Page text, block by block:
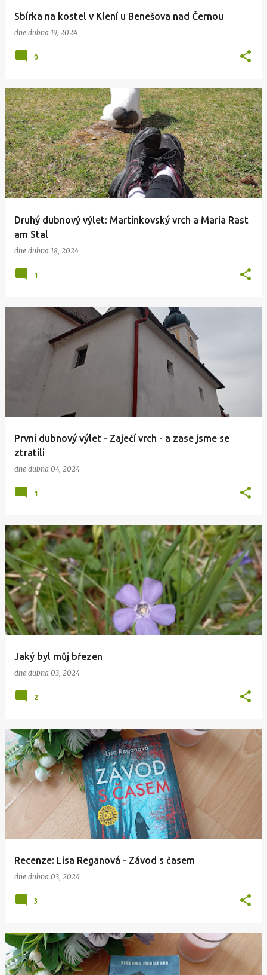
Sbírka na kostel v Klení u Benešova nad Černou
dne dubna 19, 2024
0
Druhý dubnový výlet: Martínkovský vrch a Maria Rast
am Stal
dne dubna 18, 2024
1
První dubnový výlet - Zaječí vrch - a zase jsme se
ztratili
dne dubna 04, 2024
1
Jaký byl můj březen
dne dubna 03, 2024
2
Recenze: Lisa Reganová - Závod s časem
dne dubna 03, 2024
3